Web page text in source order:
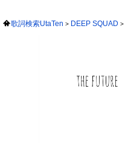
歌詞検索UtaTen DEEP SQUAD